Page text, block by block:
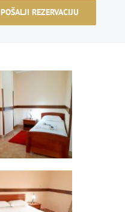
POŠALJI REZERVACIJU